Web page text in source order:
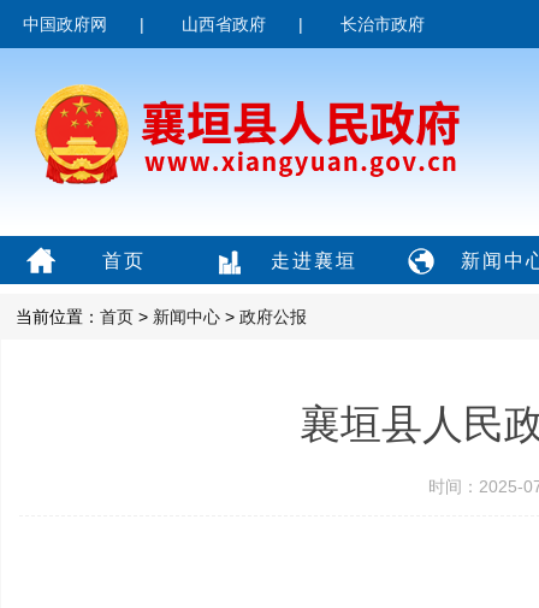
中国政府网 | 山西省政府 | 长治市政府
首页 走进襄垣 新闻中
当前位置： 首页 > 新闻中心 > 政府公报
襄垣县人民
时间：2025-